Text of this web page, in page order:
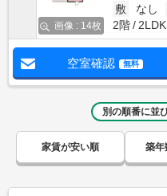
画像 : 14枚
敷
なし
2階
2LDK
空室確認 無料
別の順番に並
家賃が安い順 築年